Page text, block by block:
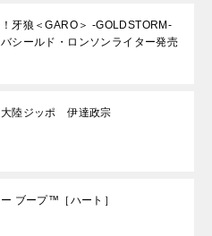
牙狼＜GARO＞ -GOLDSTORM-
シールド・ロンソンライター発売
大陸ジッポ 伊達政宗
ブープ™［ハート］